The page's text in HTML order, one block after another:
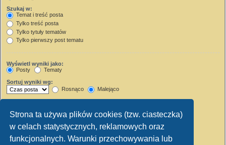
Strona ta używa plików cookies (tzw. ciasteczka)
w celach statystycznych, reklamowych oraz
funkcjonalnych. Warunki przechowywania lub
Szukaj w:
Temat i treść posta
Tylko treść posta
Tylko tytuły tematów
Tylko pierwszy post tematu
Wyświetl wyniki jako:
Posty
Tematy
Sortuj wyniki wg:
Rosnąco
Malejąco
Wyświetl pierwsze:
Ustaw 0, aby wyświetlić cały post.
znaków w poście